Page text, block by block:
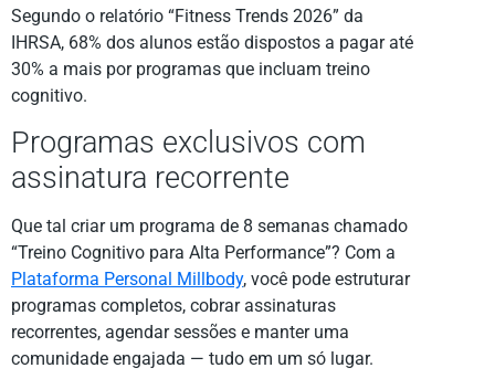
Segundo o relatório “Fitness Trends 2026” da
IHRSA, 68% dos alunos estão dispostos a pagar até
30% a mais por programas que incluam treino
cognitivo.
Programas exclusivos com
assinatura recorrente
Que tal criar um programa de 8 semanas chamado
“Treino Cognitivo para Alta Performance”? Com a
Plataforma Personal Millbody, você pode estruturar
programas completos, cobrar assinaturas
recorrentes, agendar sessões e manter uma
comunidade engajada — tudo em um só lugar.